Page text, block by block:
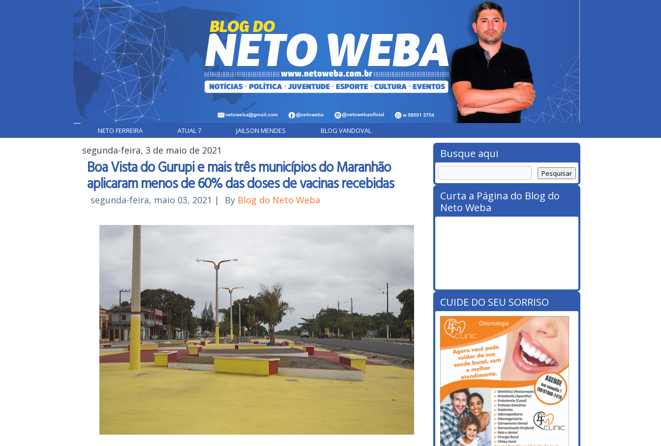
NETO FERREIRA ATUAL 7 JAILSON MENDES BLOG VANDOVAL
segunda-feira, 3 de maio de 2021
Boa Vista do Gurupi e mais três municípios do Maranhão
aplicaram menos de 60% das doses de vacinas recebidas
segunda-feira, maio 03, 2021 | By Blog do Neto Weba
Busque aqui
Curta a Página do Blog do
Neto Weba
CUIDE DO SEU SORRISO